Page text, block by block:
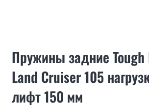
Пружины задние Tough
Land Cruiser 105
лифт 150 мм